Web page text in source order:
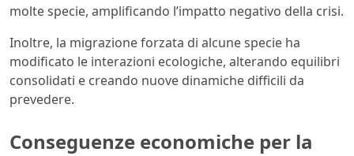
molte specie, amplificando l’impatto negativo della crisi.
Inoltre, la migrazione forzata di alcune specie ha
modificato le interazioni ecologiche, alterando equilibri
consolidati e creando nuove dinamiche difficili da
prevedere.
Conseguenze economiche per la